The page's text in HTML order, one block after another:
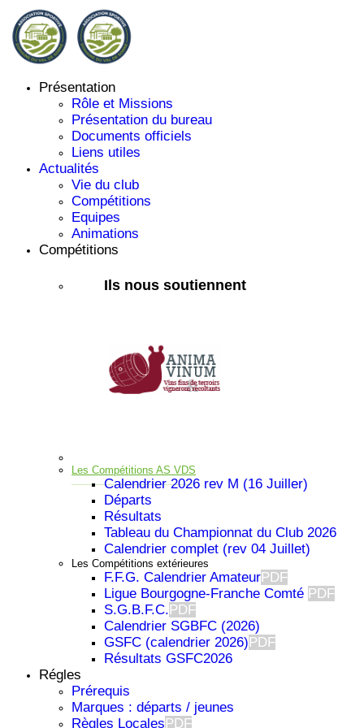
Présentation
Rôle et Missions
Présentation du bureau
Documents officiels
Liens utiles
Actualités
Vie du club
Compétitions
Equipes
Animations
Compétitions
Ils nous soutiennent
Les Compétitions AS VDS
Calendrier 2026 rev M (16 Juiller)
Départs
Résultats
Tableau du Championnat du Club 2026
Calendrier complet (rev 04 Juillet)
Les Compétitions extérieures
F.F.G. Calendrier AmateurPDF
Ligue Bourgogne-Franche Comté PDF
S.G.B.F.C.PDF
Calendrier SGBFC (2026)
GSFC (calendrier 2026)PDF
Résultats GSFC2026
Régles
Prérequis
Marques : départs / jeunes
Règles LocalesPDF